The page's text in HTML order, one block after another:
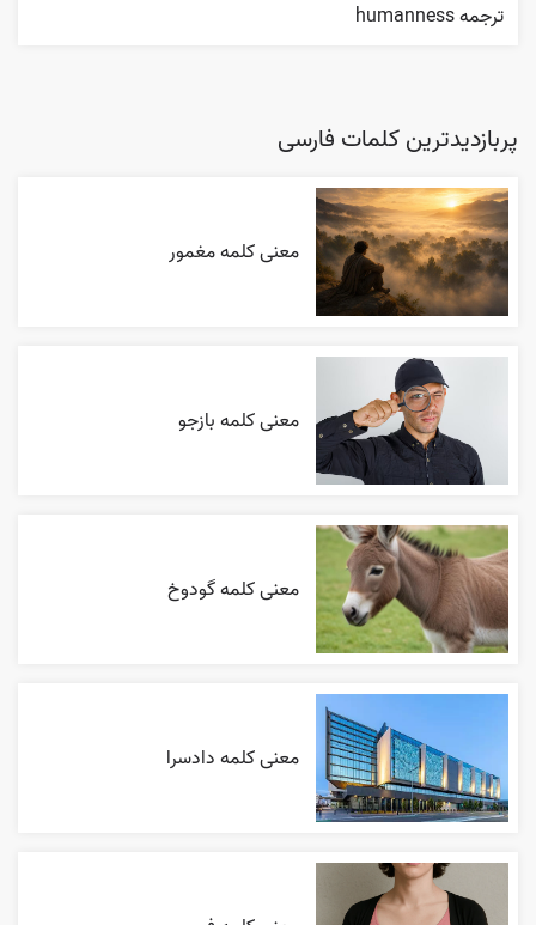
ترجمه humanness
پربازدیدترین کلمات فارسی
معنی کلمه مغمور
معنی کلمه بازجو
معنی کلمه گودوخ
معنی کلمه دادسرا